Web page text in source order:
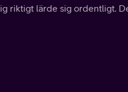
riktigt lärde sig ordentligt.